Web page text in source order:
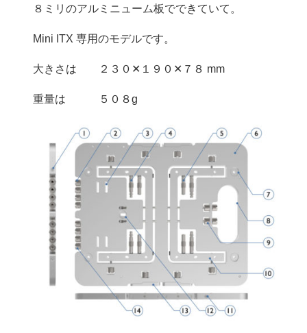
８ミリのアルミニューム板でできていて。
Mini ITX 専用のモデルです。
大きさは ２３０✕１９０✕７８ mm
重量は ５０８g